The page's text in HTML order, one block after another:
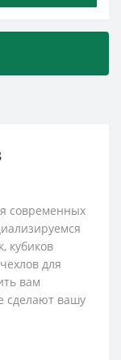
современных
кубиков
для
вам
сделают вашу